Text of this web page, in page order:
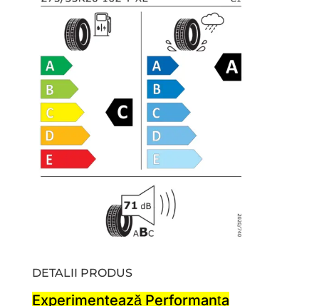
DETALII PRODUS
Experimentează Performanța